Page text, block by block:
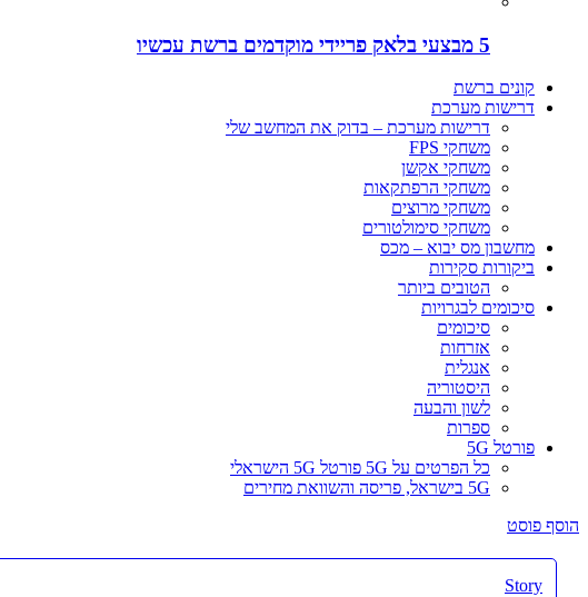
5 מבצעי בלאק פריידי מוקדמים ברשת עכשיו
קונים ברשת
דרישות מערכת
דרישות מערכת – בדוק את המחשב שלי
משחקי FPS
משחקי אקשן
משחקי הרפתקאות
משחקי מרוצים
משחקי סימולטורים
מחשבון מס יבוא – מכס
ביקורות סקירות
הטובים ביותר
סיכומים לבגרויות
סיכומים
אזרחות
אנגלית
היסטוריה
לשון והבעה
ספרות
פורטל 5G
כל הפרטים על 5G פורטל 5G הישראלי
5G בישראל, פריסה והשוואת מחירים
הוסף פוסט
Story